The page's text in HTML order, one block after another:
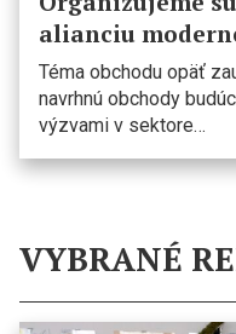
alianciu
Téma obchodu opäť
navrhnú obchody
výzvami v sektore…
VYBRANÉ